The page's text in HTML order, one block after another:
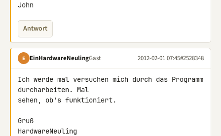
John
Antwort
E EinHardwareNeulingGast 2012-02-01 07:45#2528348
Ich werde mal versuchen mich durch das Programm
durcharbeiten. Mal
sehen, ob's funktioniert.
Gruß
HardwareNeuling